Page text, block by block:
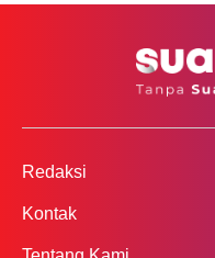
Redaksi
Kontak